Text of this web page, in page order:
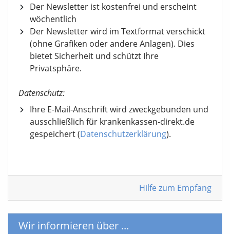
Der Newsletter ist kostenfrei und erscheint
wöchentlich
Der Newsletter wird im Textformat verschickt
(ohne Grafiken oder andere Anlagen). Dies
bietet Sicherheit und schützt Ihre
Privatsphäre.
Datenschutz:
Ihre E-Mail-Anschrift wird zweckgebunden und
ausschließlich für krankenkassen-direkt.de
gespeichert (Datenschutzerklärung).
Hilfe zum Empfang
Wir informieren über ...